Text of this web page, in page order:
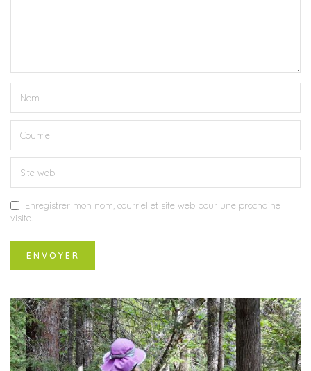
Enregistrer mon nom, courriel et site web pour une prochaine
visite.